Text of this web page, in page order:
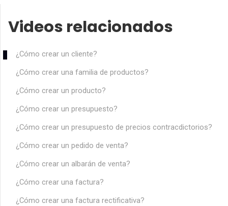
Videos relacionados
¿Cómo crear un cliente?
¿Cómo crear una familia de productos?
¿Cómo crear un producto?
¿Cómo crear un presupuesto?
¿Cómo crear un presupuesto de precios contracdictorios?
¿Cómo crear un pedido de venta?
¿Cómo crear un albarán de venta?
¿Cómo crear una factura?
¿Cómo crear una factura rectificativa?